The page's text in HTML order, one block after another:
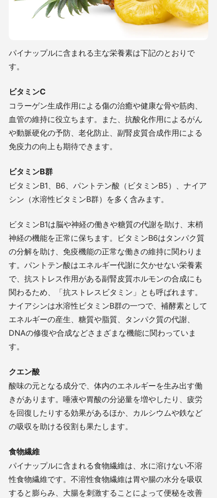
パイナップルに含まれる主な栄養素は下記のとおりで
す。
ビタミンC
コラーゲン生成作用による傷の治癒や健康な骨や筋肉、
血管の維持に役立ちます。また、抗酸化作用によるがん
や動脈硬化の予防、老化防止、副腎皮質合成作用による
免疫力の向上も期待できます。
ビタミンB群
ビタミンB1、B6、パントテン酸（ビタミンB5）、ナイア
シン（水溶性ビタミンB群）を多く含みます。
ビタミンB1は脳や神経の働きや糖質の代謝を助け、末梢
神経の機能を正常に保ちます。ビタミンB6はタンパク質
の分解を助け、免疫機能の正常な働きの維持に関わりま
す。パントテン酸はエネルギー代謝に欠かせない栄養素
で、抗ストレス作用がある副腎皮質ホルモンの合成にも
関わるため、「抗ストレスビタミン」とも呼ばれます。
ナイアシンは水溶性ビタミンB群の一つで、補酵素として
エネルギーの産生、糖質や脂質、タンパク質の代謝、
DNAの修復や合成などさまざまな機能に関わっていま
す。
クエン酸
酸味の元となる成分で、体内のエネルギーを生み出す働
きがあります。唾液や胃酸の分泌量を増やしたり、疲労
を回復したりする効果があるほか、カルシウムや鉄など
の吸収を助ける役割も果たします。
食物繊維
パイナップルに含まれる食物繊維は、水に溶けない不溶
性食物繊維です。不溶性食物繊維は胃や腸の水分を吸収
すると膨らみ、大腸を刺激することによって便秘を改善